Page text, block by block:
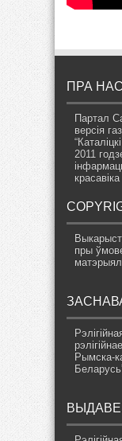
ПРА НАС
Партал
версія
2011
пры
Рымска-